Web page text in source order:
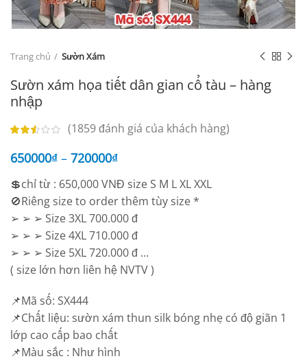
Trang chủ Sườn Xám
Sườn xám họa tiết dân gian cổ tàu – hàng
nhập
(1859đánh giá của khách hàng)
650000₫ – 720000₫
💲chỉ từ : 650,000 VNĐ size S M L XL XXL
🚫Riêng size to order thêm tùy size *
➢ ➢ ➢ Size 3XL 700.000 đ
➢ ➢ ➢ Size 4XL 710.000 đ
➢ ➢ ➢ Size 5XL 720.000 đ …
( size lớn hơn liên hệ NVTV )
📌Mã số: SX444
📌Chất liệu: sườn xám thun silk bóng nhẹ có độ giãn 1
lớp cao cấp bao chất
📌Màu sắc : Như hình